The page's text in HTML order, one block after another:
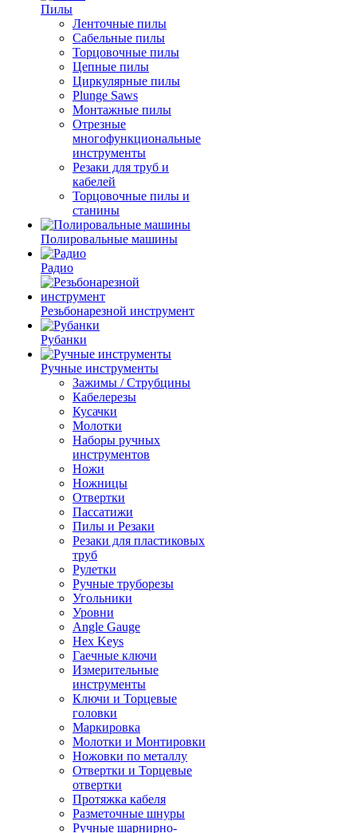
Пилы
Ленточные пилы
Сабельные пилы
Торцовочные пилы
Цепные пилы
Циркулярные пилы
Plunge Saws
Монтажные пилы
Отрезные
многофункциональные
инструменты
Резаки для труб и
кабелей
Торцовочные пилы и
станины
Полировальные машины
Радио
Резьбонарезной инструмент
Рубанки
Ручные инструменты
Зажимы / Струбцины
Кабелерезы
Кусачки
Молотки
Наборы ручных
инструментов
Ножи
Ножницы
Отвертки
Пассатижи
Пилы и Резаки
Резаки для пластиковых
труб
Рулетки
Ручные труборезы
Угольники
Уровни
Angle Gauge
Hex Keys
Гаечные ключи
Измерительные
инструменты
Ключи и Торцевые
головки
Маркировка
Молотки и Монтировки
Ножовки по металлу
Отвертки и Торцевые
отвертки
Протяжка кабеля
Разметочные шнуры
Ручные шарнирно-